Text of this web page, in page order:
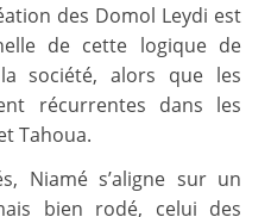
des Domol Leydi est
de cette logique de
société, alors que les
récurrentes dans les
Tahoua.
Niamé s’aligne sur un
bien rodé, celui des